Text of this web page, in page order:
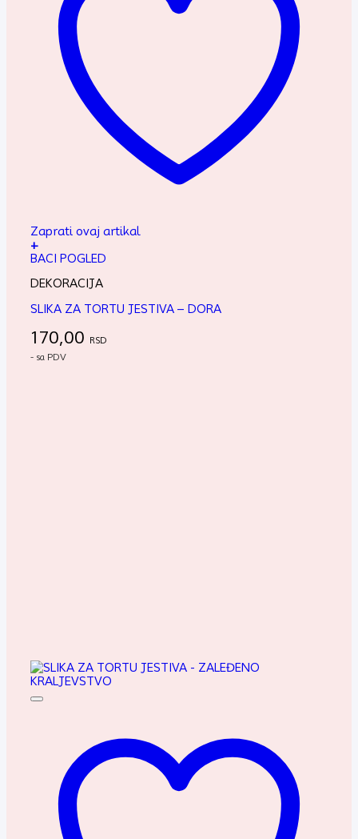
Zaprati ovaj artikal
+
BACI POGLED
DEKORACIJA
SLIKA ZA TORTU JESTIVA – DORA
170,00 RSD
- sa PDV